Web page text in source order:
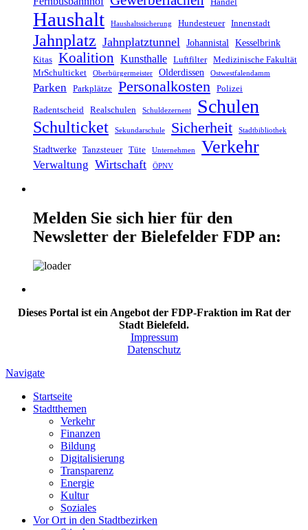
Handel
Haushalt Haushaltssicherung Hundesteuer Innenstadt
Jahnplatz Jahnplatztunnel Johannistal Kesselbrink
Kitas Koalition Kunsthalle Luftfilter
Medizinische Fakultät
MrSchulticket
Oberbürgermeister Olderdissen Ostwestfalendamm
Parken Parkplätze Personalkosten Polizei
Radentscheid Realschulen Schuldezernent Schulen
Schulticket Sekundarschule Sicherheit Stadtbibliothek
Stadtwerke Tanzsteuer Tüte Unternehmen Verkehr
Verwaltung Wirtschaft ÖPNV
Melden Sie sich hier für den
Newsletter der Bielefelder FDP an:
Dieses Portal ist ein Angebot der FDP-Fraktion im Rat der
Stadt Bielefeld.
Impressum
Datenschutz
Navigate
Startseite
Stadtthemen
Verkehr
Finanzen
Bildung
Digitalisierung
Transparenz
Energie
Kultur
Soziales
Vor Ort in den Stadtbezirken